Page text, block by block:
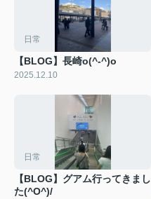
日常
【BLOG】長崎o(^-^)o
2025.12.10
日常
【BLOG】グアム行ってきまし
た(^O^)/